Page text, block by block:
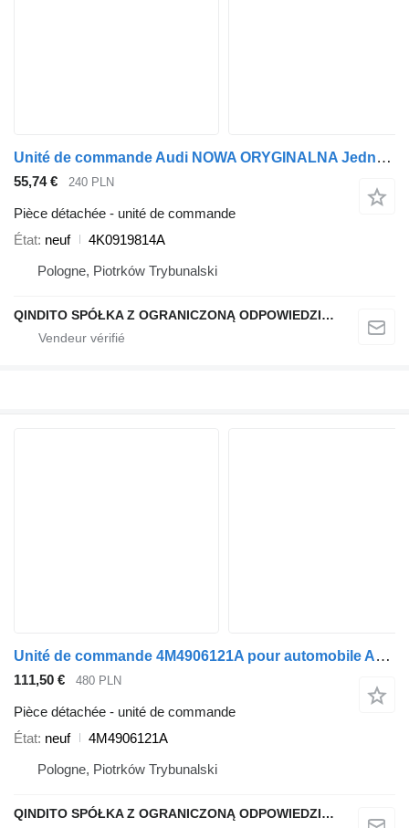
Unité de commande Audi NOWA ORYGINALNA Jednostka nadawczo odbiorcza A6 C8 4K0919814A pour automobile
55,74 € 240 PLN
Pièce détachée - unité de commande
État neuf
4K0919814A
Pologne, Piotrków Trybunalski
QINDITO SPÓŁKA Z OGRANICZONĄ ODPOWIEDZIALNOŚCIĄ
Unité de commande 4M4906121A pour automobile Audi A6 C7 Q7 Q8
111,50 € 480 PLN
Pièce détachée - unité de commande
État neuf
4M4906121A
Pologne, Piotrków Trybunalski
QINDITO SPÓŁKA Z OGRANICZONĄ ODPOWIEDZIALNOŚCIĄ